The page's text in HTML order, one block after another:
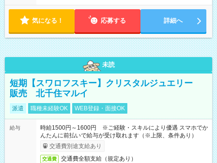
気になる！ 応募する 詳細へ
未読
短期【スワロフスキー】クリスタルジュエリー
販売 北千住マルイ
派遣 職種未経験OK WEB登録・面接OK
給与
時給1500円～1600円 ※ご経験・スキルにより優遇 スマホでか
んたんに前払いで給与が受け取れます（※上限、条件あり）
交通費別途支給あり
交通費 交通費全額支給（規定あり）